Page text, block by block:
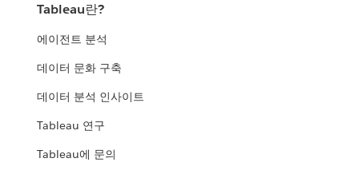
Tableau란?
에이전트 분석
데이터 문화 구축
데이터 분석 인사이트
Tableau 연구
Tableau에 문의